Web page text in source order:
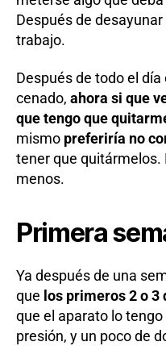
Después de
trabajo.
Después de todo el
cenado, ahora si que
que tengo que
mismo preferiría no
tener que quitármelos.
menos.
Primera
Ya después de una
que los primeros 2 o
que el aparato lo
presión, y un poco de